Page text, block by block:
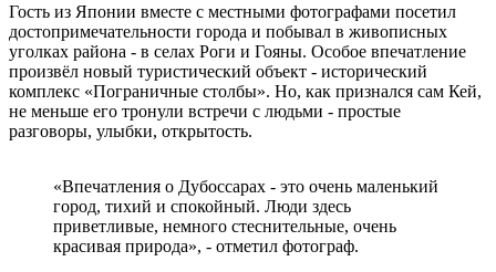
Гость из Японии вместе с местными фотографами посетил
достопримечательности города и побывал в живописных
уголках района - в селах Роги и Гояны. Особое впечатление
произвёл новый туристический объект - исторический
комплекс «Пограничные столбы». Но, как признался сам Кей,
не меньше его тронули встречи с людьми - простые
разговоры, улыбки, открытость.
«Впечатления о Дубоссарах - это очень маленький
город, тихий и спокойный. Люди здесь
приветливые, немного стеснительные, очень
красивая природа», - отметил фотограф.